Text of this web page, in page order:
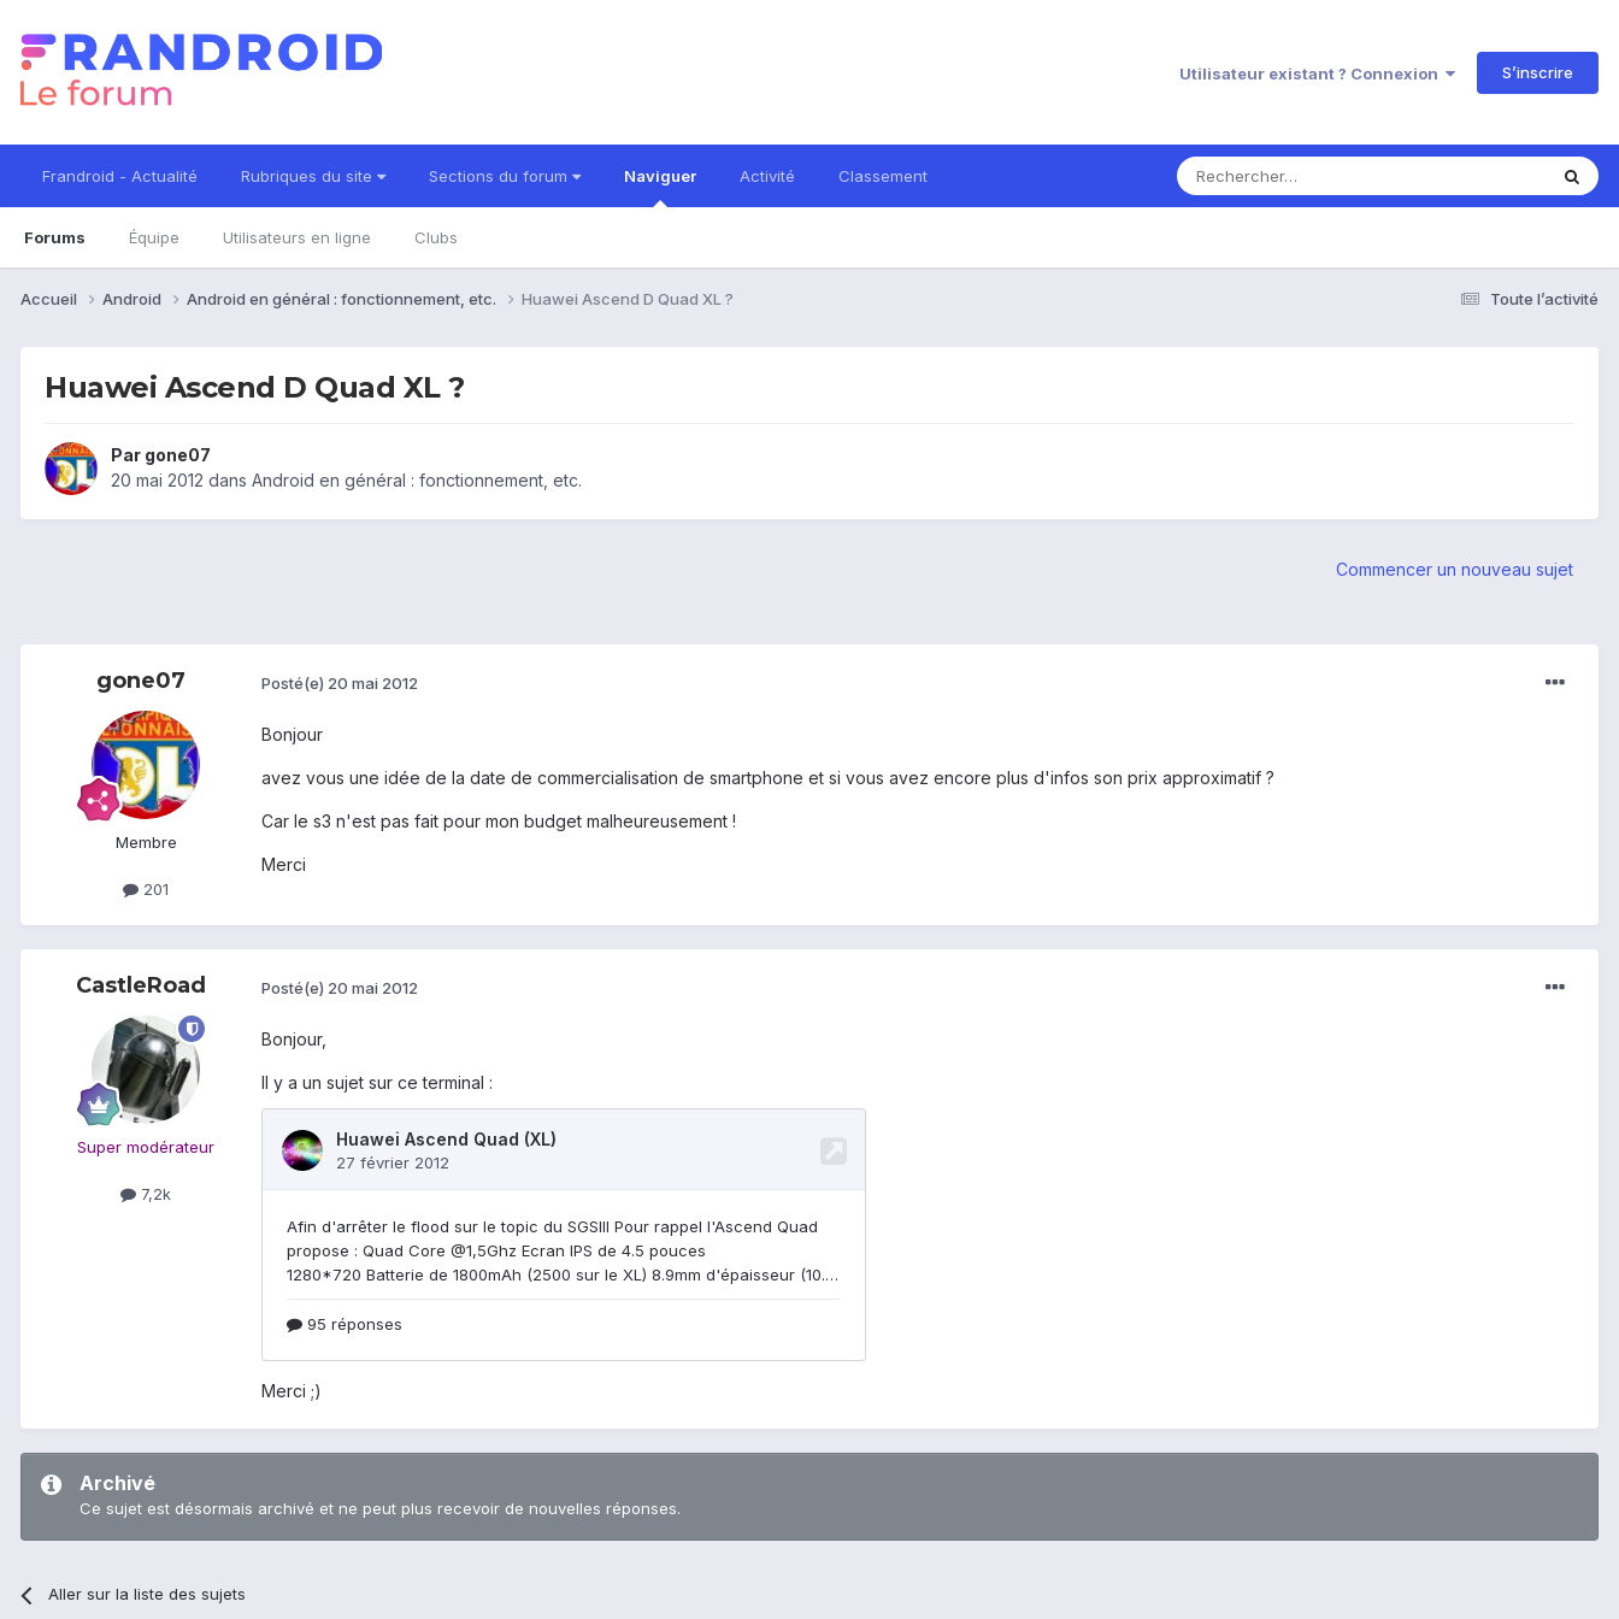
Utilisateur existant ? Connexion S’inscrire
Frandroid - Actualité Rubriques du site Sections du forum Naviguer
Forums Équipe Utilisateurs en ligne Clubs
Activité Classement
Toute l’activité
Accueil Android Android en général : fonctionnement, etc. Huawei Ascend D Quad XL ?
Huawei Ascend D Quad XL ?
Par gone07
20 mai 2012 dans Android en général : fonctionnement, etc.
Commencer un nouveau sujet
gone07
Membre
201
Posté(e) 20 mai 2012
Bonjour
avez vous une idée de la date de commercialisation de smartphone et si vous avez encore plus d'infos son prix approximatif ?
Car le s3 n'est pas fait pour mon budget malheureusement !
Merci
CastleRoad
Super modérateur
7,2k
Posté(e) 20 mai 2012
Bonjour,
Il y a un sujet sur ce terminal :
Merci ;)
Archivé
Ce sujet est désormais archivé et ne peut plus recevoir de nouvelles réponses.
Aller sur la liste des sujets